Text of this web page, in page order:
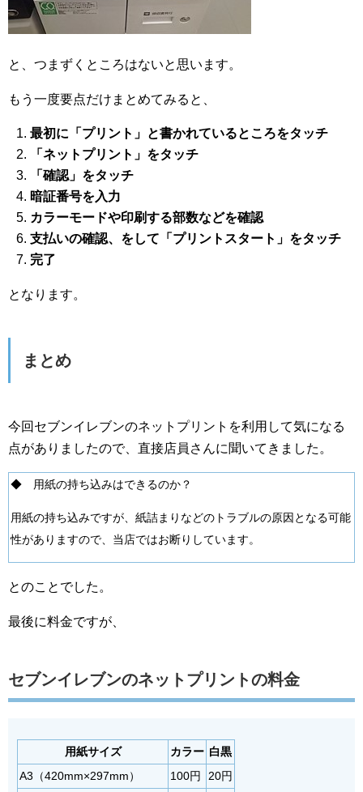
と、つまずくところはないと思います。
もう一度要点だけまとめてみると、
最初に「プリント」と書かれているところをタッチ
「ネットプリント」をタッチ
「確認」をタッチ
暗証番号を入力
カラーモードや印刷する部数などを確認
支払いの確認、をして「プリントスタート」をタッチ
完了
となります。
まとめ
今回セブンイレブンのネットプリントを利用して気になる
点がありましたので、直接店員さんに聞いてきました。
◆ 用紙の持ち込みはできるのか？
用紙の持ち込みですが、紙詰まりなどのトラブルの原因となる可能
性がありますので、当店ではお断りしています。
とのことでした。
最後に料金ですが、
セブンイレブンのネットプリントの料金
用紙サイズ カラー 白黒
A3（420mm×297mm）
100円 20円